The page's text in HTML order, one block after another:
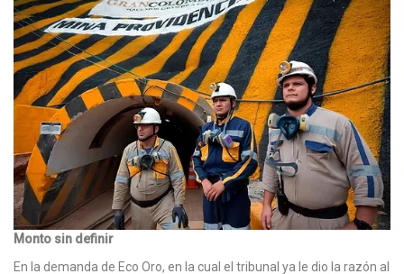
Monto sin definir
En la demanda de Eco Oro, en la cual el tribunal ya le dio la razón al